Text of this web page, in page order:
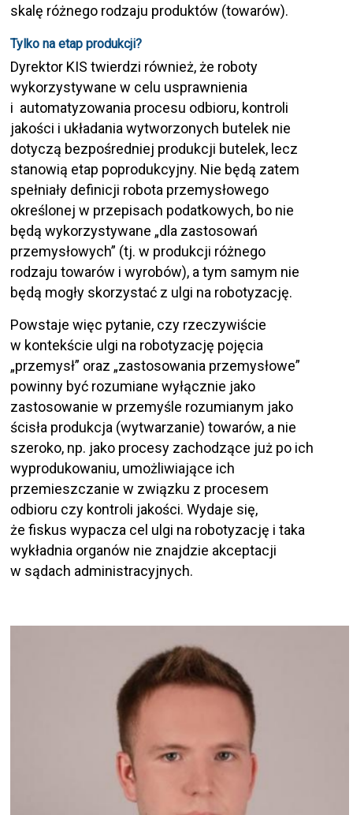
skalę różnego rodzaju produktów (towarów).
Tylko na etap produkcji?
Dyrektor KIS twierdzi również, że roboty
wykorzystywane w celu usprawnienia
i automatyzowania procesu odbioru, kontroli
jakości i układania wytworzonych butelek nie
dotyczą bezpośredniej produkcji butelek, lecz
stanowią etap poprodukcyjny. Nie będą zatem
spełniały definicji robota przemysłowego
określonej w przepisach podatkowych, bo nie
będą wykorzystywane „dla zastosowań
przemysłowych” (tj. w produkcji różnego
rodzaju towarów i wyrobów), a tym samym nie
będą mogły skorzystać z ulgi na robotyzację.
Powstaje więc pytanie, czy rzeczywiście
w kontekście ulgi na robotyzację pojęcia
„przemysł” oraz „zastosowania przemysłowe”
powinny być rozumiane wyłącznie jako
zastosowanie w przemyśle rozumianym jako
ścisła produkcja (wytwarzanie) towarów, a nie
szeroko, np. jako procesy zachodzące już po ich
wyprodukowaniu, umożliwiające ich
przemieszczanie w związku z procesem
odbioru czy kontroli jakości. Wydaje się,
że fiskus wypacza cel ulgi na robotyzację i taka
wykładnia organów nie znajdzie akceptacji
w sądach administracyjnych.